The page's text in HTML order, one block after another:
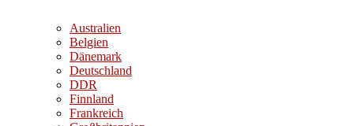
Australien
Belgien
Dänemark
Deutschland
DDR
Finnland
Frankreich